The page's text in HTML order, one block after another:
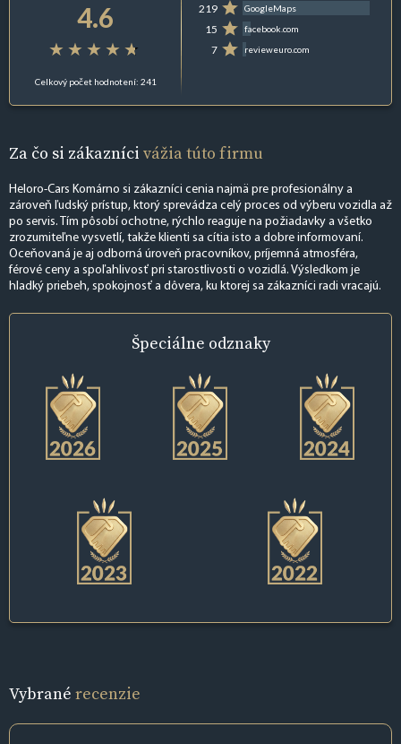
4.6
Celkový počet hodnotení: 241
219 GoogleMaps
15 facebook.com
7 revieweuro.com
Za čo si zákazníci vážia túto firmu
Heloro-Cars Komárno si zákazníci cenia najmä pre profesionálny a
zároveň ľudský prístup, ktorý sprevádza celý proces od výberu vozidla až
po servis. Tím pôsobí ochotne, rýchlo reaguje na požiadavky a všetko
zrozumiteľne vysvetlí, takže klienti sa cítia isto a dobre informovaní.
Oceňovaná je aj odborná úroveň pracovníkov, príjemná atmosféra,
férové ceny a spoľahlivosť pri starostlivosti o vozidlá. Výsledkom je
hladký priebeh, spokojnosť a dôvera, ku ktorej sa zákazníci radi vracajú.
Špeciálne odznaky
Vybrané recenzie